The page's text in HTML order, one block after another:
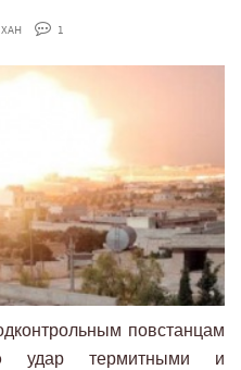
1
повстанцам
удар термитными и